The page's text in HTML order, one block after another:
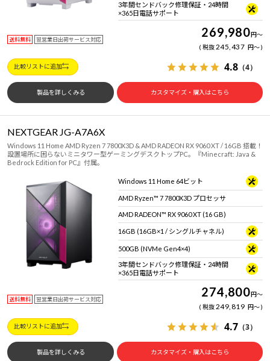
3年間センドバック修理保証・24時間
×365日電話サポート
送料無料 翌営業日出荷サービス対応 269,980円～
税抜245,437 円～
比較リストに追加 4.8 （4）
製品を詳しくみる カスタマイズ・購入はこちら
NEXTGEAR JG-A7A6X
Windows 11 Home AMD Ryzen 7 7800X3D & AMD RADEON RX 9060 XT / 16GB 搭載！
設置場所に困らないミニタワー型ゲーミングデスクトップPC。『Minecraft: Java &
Bedrock Edition for PC』付属。
Windows 11 Home 64ビット
AMD Ryzen™ 7 7800X3D プロセッサ
AMD RADEON™ RX 9060 XT (16 GB)
16GB (16GB×1 / シングルチャネル)
500GB (NVMe Gen4×4)
3年間センドバック修理保証・24時間
×365日電話サポート
送料無料 翌営業日出荷サービス対応 274,800円～
税抜249,819 円～
比較リストに追加 4.7 （3）
製品を詳しくみる カスタマイズ・購入はこちら